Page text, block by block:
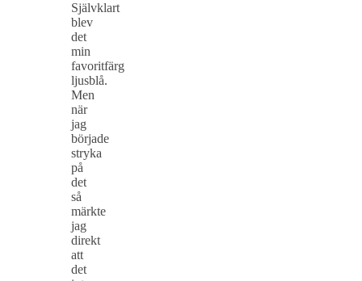
Självklart
blev
det
min
favoritfärg
ljusblå.
Men
när
jag
började
stryka
på
det
så
märkte
jag
direkt
att
det